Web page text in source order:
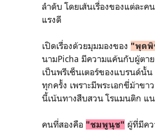
ลำดับ โดยเส้นเรื่องของแต่ละ
แรงดี
เปิดเรื่องด้วยมุมมองของ "พุด
นามPicha มีความแค้นกับผู้ตา
เป็นพรีเซ็นเตอร์ของแบรนด์นั้
ทุกครั้ง เพราะมีพระเอกขี่ม้าข
นี้เน้นทางสืบสวน โรแมนติก แ
คนที่สองคือ "ชมพูนุช" ผู้ที่มีคว